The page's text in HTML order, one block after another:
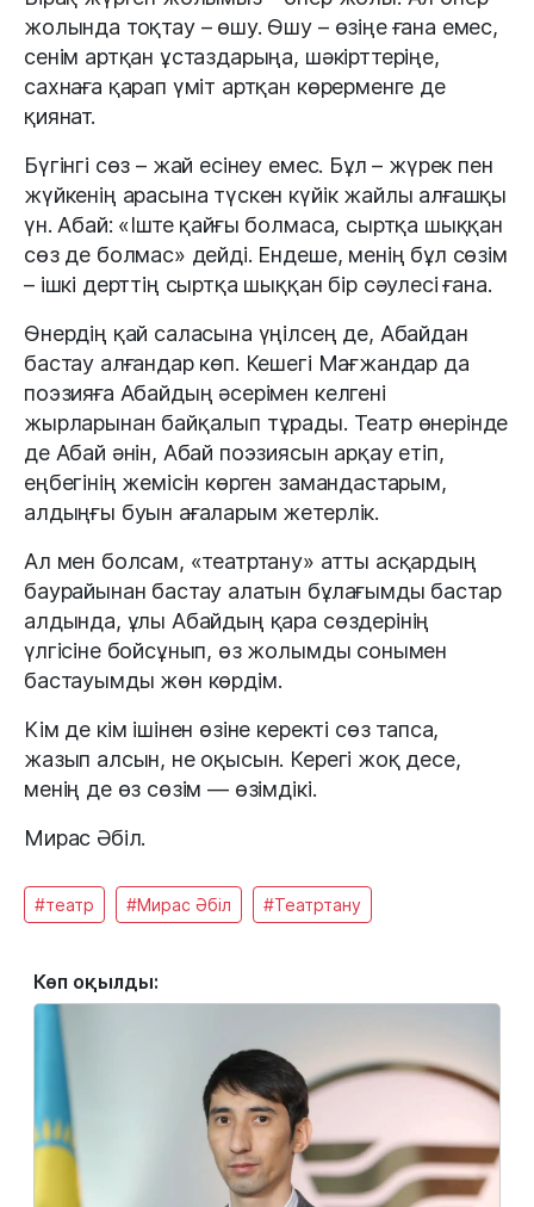
жолында тоқтау – өшу. Өшу – өзіңе ғана емес,
сенім артқан ұстаздарыңа, шәкірттеріңе,
сахнаға қарап үміт артқан көрерменге де
қиянат.
Бүгінгі сөз – жай есінеу емес. Бұл – жүрек пен
жүйкенің арасына түскен күйік жайлы алғашқы
үн. Абай: «Іште қайғы болмаса, сыртқа шыққан
сөз де болмас» дейді. Ендеше, менің бұл сөзім
– ішкі дерттің сыртқа шыққан бір сәулесі ғана.
Өнердің қай саласына үңілсең де, Абайдан
бастау алғандар көп. Кешегі Мағжандар да
поэзияға Абайдың әсерімен келгені
жырларынан байқалып тұрады. Театр өнерінде
де Абай әнін, Абай поэзиясын арқау етіп,
еңбегінің жемісін көрген замандастарым,
алдыңғы буын ағаларым жетерлік.
Ал мен болсам, «театртану» атты асқардың
баурайынан бастау алатын бұлағымды бастар
алдында, ұлы Абайдың қара сөздерінің
үлгісіне бойсұнып, өз жолымды сонымен
бастауымды жөн көрдім.
Кім де кім ішінен өзіне керекті сөз тапса,
жазып алсын, не оқысын. Керегі жоқ десе,
менің де өз сөзім — өзімдікі.
Мирас Әбіл.
#театр #Мирас Әбіл #Театртану
Көп оқылды: